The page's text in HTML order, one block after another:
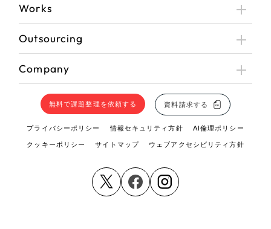
Works
Outsourcing
Company
無料で課題整理を依頼する 資料請求する
プライバシーポリシー 情報セキュリティ方針 AI倫理ポリシー
クッキーポリシー サイトマップ ウェブアクセシビリティ方針